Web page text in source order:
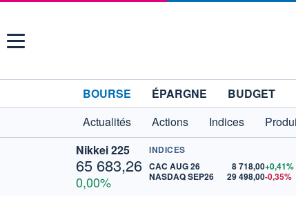
Menu
BOURSE ÉPARGNE BUDGET
Actualités
Actions Indices
Nikkei 225
65 683,26
0,00%
INDICES
CAC AUG 26
8 718,00+0,41%
NASDAQ SEP26
29 498,00-0,35%